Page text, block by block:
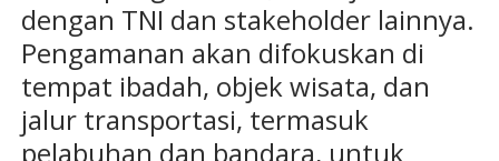
dengan TNI dan stakeholder lainnya.
Pengamanan akan difokuskan di
tempat ibadah, objek wisata, dan
jalur transportasi, termasuk
pelabuhan dan bandara, untuk